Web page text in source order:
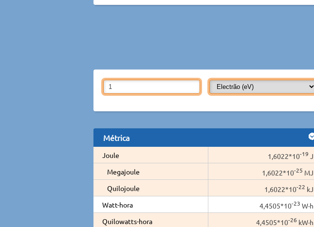
Métrica
Joule 1,6022*10-19 J
Megajoule
1,6022*10-25 MJ
Quilojoule
1,6022*10-22 kJ
Watt-hora
4,4505*10-23 W·h
Quilowatts-hora
4,4505*10-26 kW·h